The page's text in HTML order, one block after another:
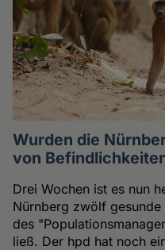
Wurden die
von
Drei Wochen ist es nun
Nürnberg zwölf gesunde
des
ließ. Der hpd hat noch